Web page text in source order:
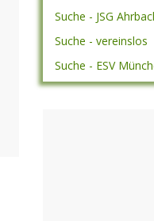
Suche - JSG
Suche - vereinslos
Suche - ESV